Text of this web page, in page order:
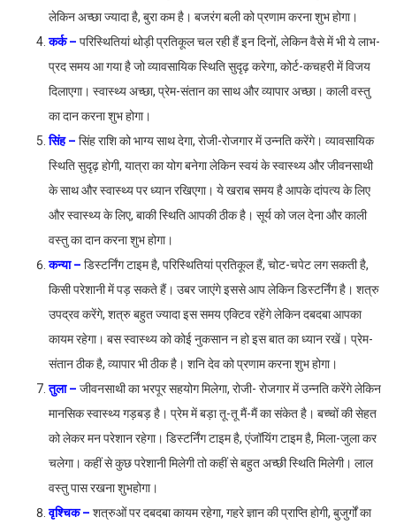
लेकिन अच्छा ज्यादा है, बुरा कम है। बजरंग बली को प्रणाम करना शुभ होगा।
कर्क – परिस्थितियां थोड़ी प्रतिकूल चल रही हैं इन दिनों, लेकिन वैसे में भी ये लाभ-
प्रद समय आ गया है जो व्यावसायिक स्थिति सुदृढ़ करेगा, कोर्ट-कचहरी में विजय
दिलाएगा। स्वास्थ्य अच्छा, प्रेम-संतान का साथ और व्यापार अच्छा। काली वस्तु
का दान करना शुभ होगा।
सिंह – सिंह राशि को भाग्य साथ देगा, रोजी-रोजगार में उन्नति करेंगे। व्यावसायिक
स्थिति सुदृढ़ होगी, यात्रा का योग बनेगा लेकिन स्वयं के स्वास्थ्य और जीवनसाथी
के साथ और स्वास्थ्य पर ध्यान रखिएगा। ये खराब समय है आपके दांपत्य के लिए
और स्वास्थ्य के लिए, बाकी स्थिति आपकी ठीक है। सूर्य को जल देना और काली
वस्तु का दान करना शुभ होगा।
कन्या – डिस्टर्निंग टाइम है, परिस्थितियां प्रतिकूल हैं, चोट-चपेट लग सकती है,
किसी परेशानी में पड़ सकते हैं। उबर जाएंगे इससे आप लेकिन डिस्टर्निंग है। शत्रु
उपद्रव करेंगे, शत्रु बहुत ज्यादा इस समय एक्टिव रहेंगे लेकिन दबदबा आपका
कायम रहेगा। बस स्वास्थ्य को कोई नुकसान न हो इस बात का ध्यान रखें। प्रेम-
संतान ठीक है, व्यापार भी ठीक है। शनि देव को प्रणाम करना शुभ होगा।
तुला – जीवनसाथी का भरपूर सहयोग मिलेगा, रोजी- रोजगार में उन्नति करेंगे लेकिन
मानसिक स्वास्थ्य गड़बड़ है। प्रेम में बड़ा तू-तू मैं-मैं का संकेत है। बच्चों की सेहत
को लेकर मन परेशान रहेगा। डिस्टर्निंग टाइम है, एंजॉयिंग टाइम है, मिला-जुला कर
चलेगा। कहीं से कुछ परेशानी मिलेगी तो कहीं से बहुत अच्छी स्थिति मिलेगी। लाल
वस्तु पास रखना शुभहोगा।
वृश्चिक – शत्रुओं पर दबदबा कायम रहेगा, गहरे ज्ञान की प्राप्ति होगी, बुजुर्गों का